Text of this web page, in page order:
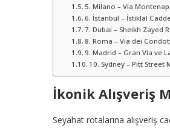
5. Milano – Via
6. İstanbul – İstiklal
7. Dubai – Sheikh Zayed
8. Roma – Via dei
9. Madrid – Gran Vía ve
10. Sydney – Pitt
İkonik Alışveriş
Seyahat rotalarına alışveriş